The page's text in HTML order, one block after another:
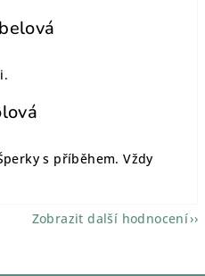
je 5 z 5 hvězdiček.
je 5 z 5 hvězdiček.
s příběhem. Vždy
Zobrazit další hodnocení